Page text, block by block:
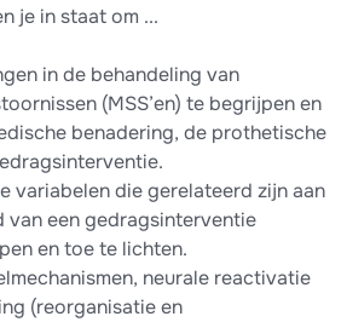
je in staat om ...
in de behandeling van
(MSS’en) te begrijpen en
benadering, de prothetische
variabelen die gerelateerd zijn aan
een gedragsinterventie
en toe te lichten.
neurale reactivatie
(reorganisatie en